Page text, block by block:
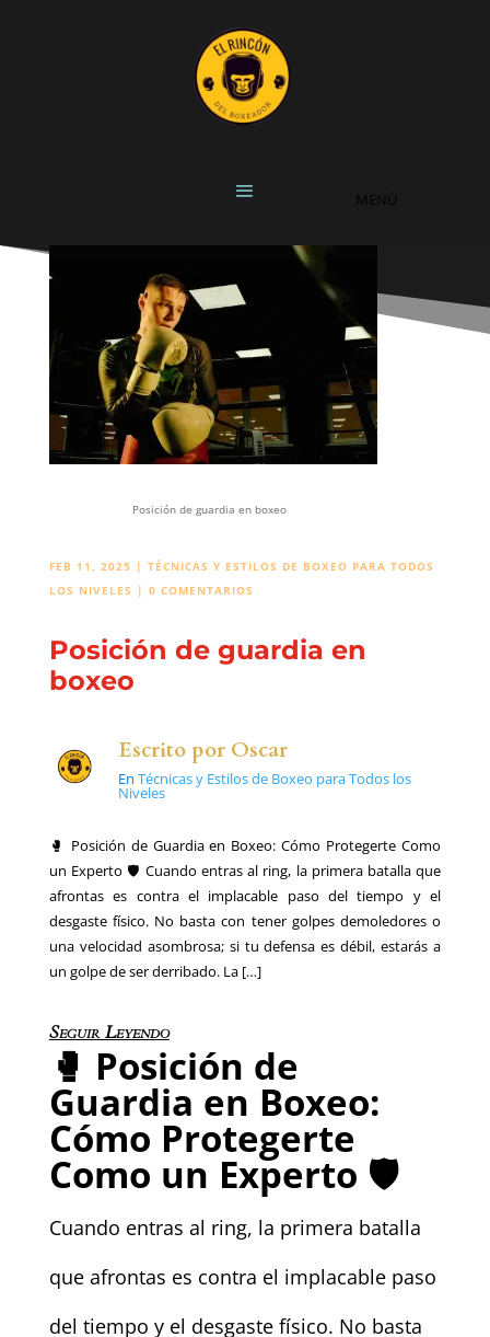
Posición de guardia en boxeo
FEB 11, 2025 | TÉCNICAS Y ESTILOS DE BOXEO PARA TODOS
LOS NIVELES | 0 COMENTARIOS
Posición de guardia en
boxeo
Escrito por Oscar
En Técnicas y Estilos de Boxeo para Todos los
Niveles
🥊 Posición de Guardia en Boxeo: Cómo Protegerte Como
un Experto 🛡️ Cuando entras al ring, la primera batalla que
afrontas es contra el implacable paso del tiempo y el
desgaste físico. No basta con tener golpes demoledores o
una velocidad asombrosa; si tu defensa es débil, estarás a
un golpe de ser derribado. La […]
Seguir Leyendo
🥊 Posición de
Guardia en Boxeo:
Cómo Protegerte
Como un Experto 🛡️
Cuando entras al ring, la primera batalla
que afrontas es contra el implacable paso
del tiempo y el desgaste físico. No basta